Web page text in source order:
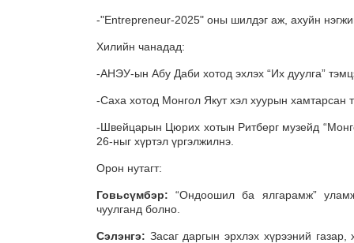
-"Entrepreneur-2025" оны шилдэг аж, ахуйн
Хилийн чанадад:
-АНЭУ-ын Абу Даби хотод эхлэх “Их дуулга”
-Саха хотод Монгол Якут хэл хуурын хамтарсан
-Швейцарын Цюрих хотын Ритберг музейд
26-ныг хүртэл үргэлжилнэ.
Орон нутагт:
Говьсүмбэр:“Ондоошил ба ялгарамж”
чуулганд болно.
Сэлэнгэ: Засаг даргын эрхлэх хүрээний